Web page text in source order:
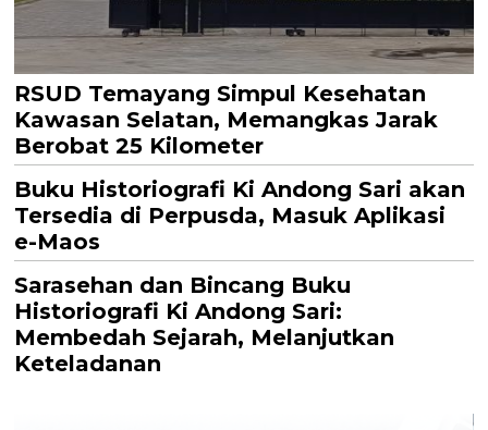
RSUD Temayang Simpul Kesehatan
Kawasan Selatan, Memangkas Jarak
Berobat 25 Kilometer
Buku Historiografi Ki Andong Sari akan
Tersedia di Perpusda, Masuk Aplikasi
e-Maos
Sarasehan dan Bincang Buku
Historiografi Ki Andong Sari:
Membedah Sejarah, Melanjutkan
Keteladanan